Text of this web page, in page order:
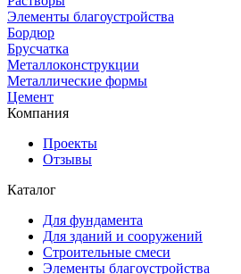
Элементы благоустройства
Бордюр
Брусчатка
Металлоконструкции
Металлические формы
Цемент
Компания
Проекты
Отзывы
Каталог
Для фундамента
Для зданий и сооружений
Строительные смеси
Элементы благоустройства